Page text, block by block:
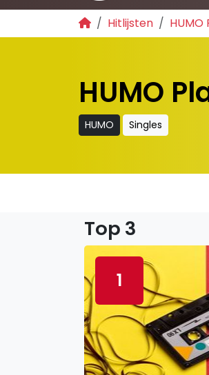
Hitlijsten
HUMO
HUMO Singles
Top 3
1